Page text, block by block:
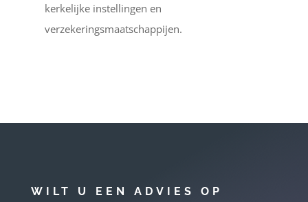
kerkelijke instellingen en
verzekeringsmaatschappijen.
WILT U EEN ADVIES OP